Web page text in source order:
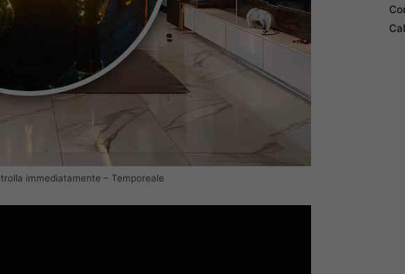
immediatamente – Temporeale